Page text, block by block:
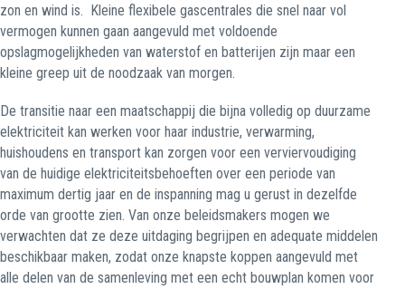
zon en wind is. Kleine flexibele gascentrales die snel naar vol
vermogen kunnen gaan aangevuld met voldoende
opslagmogelijkheden van waterstof en batterijen zijn maar een
kleine greep uit de noodzaak van morgen.
De transitie naar een maatschappij die bijna volledig op duurzame
elektriciteit kan werken voor haar industrie, verwarming,
huishoudens en transport kan zorgen voor een verviervoudiging
van de huidige elektriciteitsbehoeften over een periode van
maximum dertig jaar en de inspanning mag u gerust in dezelfde
orde van grootte zien. Van onze beleidsmakers mogen we
verwachten dat ze deze uitdaging begrijpen en adequate middelen
beschikbaar maken, zodat onze knapste koppen aangevuld met
alle delen van de samenleving met een echt bouwplan komen voor